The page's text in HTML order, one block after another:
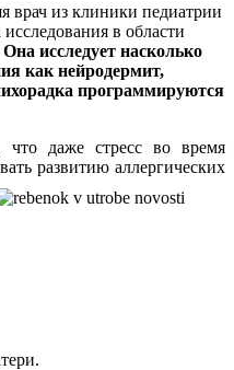
врач из клиники педиатрии
в области
Она исследует насколько
как нейродермит,
программируются
что даже стресс во время
развитию аллергических